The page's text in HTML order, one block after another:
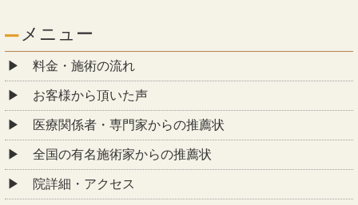
メニュー
料金・施術の流れ
お客様から頂いた声
医療関係者・専門家からの推薦状
全国の有名施術家からの推薦状
院詳細・アクセス